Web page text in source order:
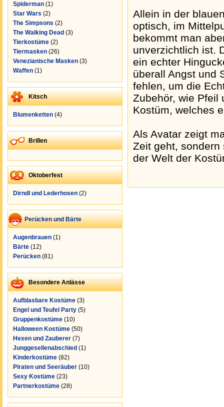
Spiderman (1)
Star Wars (2)
The Simpsons (2)
The Walking Dead (3)
Tierkostüme (2)
Tiermasken (26)
Venezianische Masken (3)
Waffen (1)
Kitsch
Blumenketten (4)
Brillen
Oktoberfest
Dirndl und Lederhosen (2)
Perücken und Bärte
Augenbrauen (1)
Bärte (12)
Perücken (81)
Besondere Anlässe
Aufblasbare Kostüme (3)
Engel und Teufel Party (5)
Gruppenkostüme (10)
Halloween Kostüme (50)
Hexen und Zauberer (7)
Junggesellenabschied (1)
Kinderkostüme (82)
Piraten und Seeräuber (10)
Sexy Kostüme (23)
Partnerkostüme (28)
Allein in der
optisch, im
bekommt man
unverzichtlich ist.
ein echter
überall Angst und
fehlen, um die
Zubehör, wie Pfeil
Kostüm, welches
Als Avatar zeigt
Zeit geht,
der Welt der